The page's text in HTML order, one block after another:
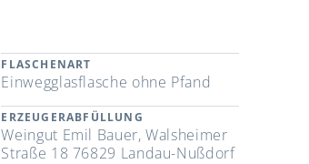
FLASCHENART
Einwegglasflasche ohne Pfand
ERZEUGERABFÜLLUNG
Weingut Emil Bauer, Walsheimer
Straße 18 76829 Landau-Nußdorf